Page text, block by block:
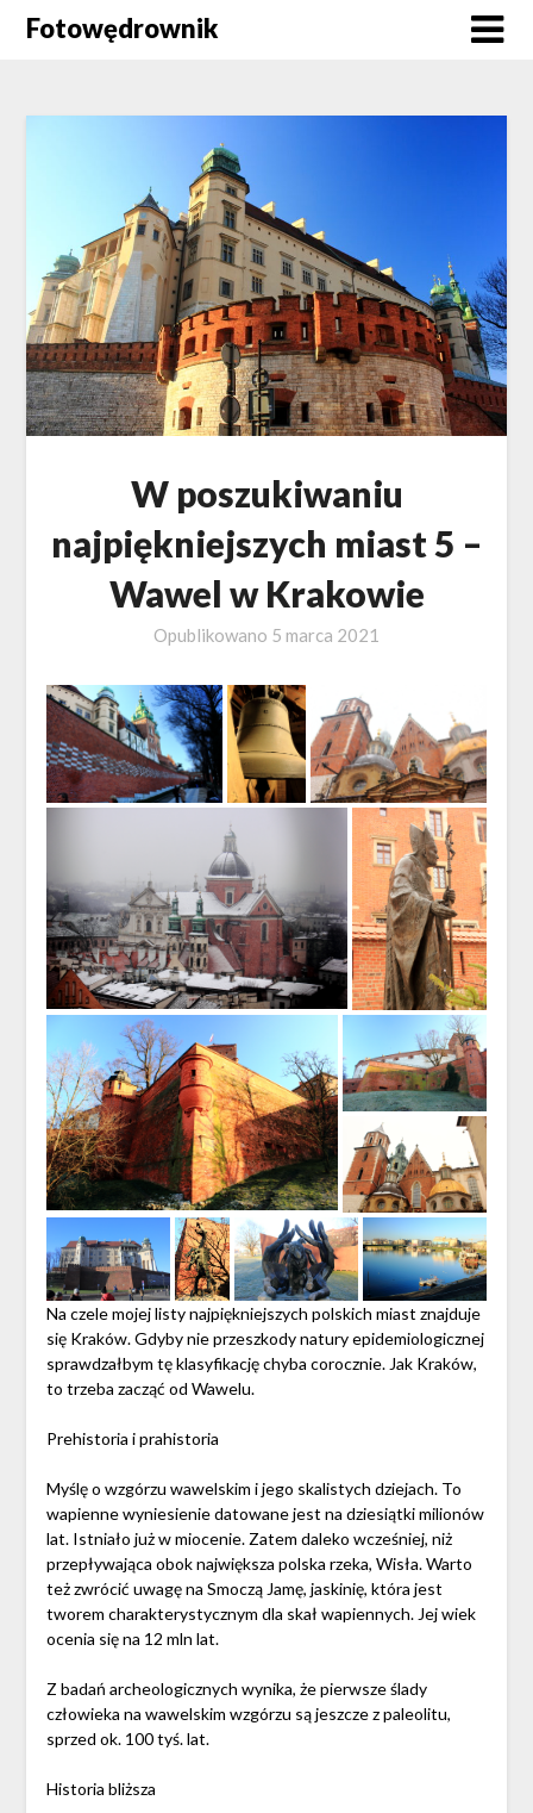
SkipFotowędrownik
W poszukiwaniu
najpiękniejszych miast 5 –
Wawel w Krakowie
Opublikowano 5 marca 2021
Na czele mojej listy najpiękniejszych polskich miast znajduje
się Kraków. Gdyby nie przeszkody natury epidemiologicznej
sprawdzałbym tę klasyfikację chyba corocznie. Jak Kraków,
to trzeba zacząć od Wawelu.
Prehistoria i prahistoria
Myślę o wzgórzu wawelskim i jego skalistych dziejach. To
wapienne wyniesienie datowane jest na dziesiątki milionów
lat. Istniało już w miocenie. Zatem daleko wcześniej, niż
przepływająca obok największa polska rzeka, Wisła. Warto
też zwrócić uwagę na Smoczą Jamę, jaskinię, która jest
tworem charakterystycznym dla skał wapiennych. Jej wiek
ocenia się na 12 mln lat.
Z badań archeologicznych wynika, że pierwsze ślady
człowieka na wawelskim wzgórzu są jeszcze z paleolitu,
sprzed ok. 100 tyś. lat.
Historia bliższa